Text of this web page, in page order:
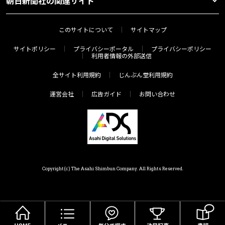
このサイトについて サイトマップ
サイトポリシー プライバシーポータル
プライバシーポリシー
利用者情報の外部送信
全サイト利用規約 じんぶん堂利用規約
運営会社 広告ガイド お問い合わせ
Copyright(c) The Asahi Shimbun Company. All Rights Reserved.